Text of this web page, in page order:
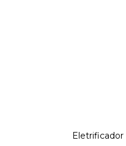
Eletrificador